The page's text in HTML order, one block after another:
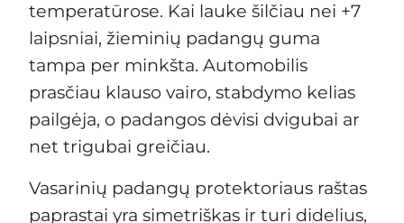
temperatūrose. Kai lauke šilčiau nei +7
laipsniai, žieminių padangų guma
tampa per minkšta. Automobilis
prasčiau klauso vairo, stabdymo kelias
pailgėja, o padangos dėvisi dvigubai ar
net trigubai greičiau.
Vasarinių padangų protektoriaus raštas
paprastai yra simetriškas ir turi didelius,